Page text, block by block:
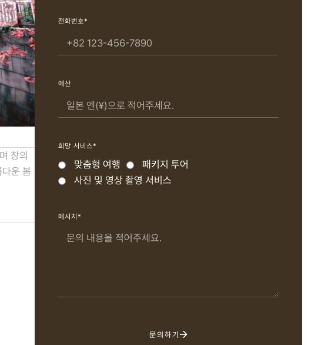
창의
운 봄
전화번호*
예산
희망 서비스*
맞춤형 여행
패키지 투어
사진 및 영상 촬영 서비스
메시지*
문의하기